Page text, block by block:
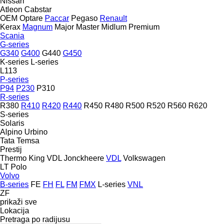
Atleon Cabstar
OEM Optare Paccar Pegaso Renault
Kerax Magnum Major Master Midlum Premium
Scania
G-series
G340 G400 G440 G450
K-series L-series
L113
P-series
P94 P230 P310
R-series
R380 R410 R420 R440 R450 R480 R500 R520 R560 R620
S-series
Solaris
Alpino Urbino
Tata Temsa
Prestij
Thermo King VDL Jonckheere VDL Volkswagen
LT Polo
Volvo
B-series FE FH FL FM FMX L-series VNL
ZF
prikaži sve
Lokacija
Pretraga po radijusu